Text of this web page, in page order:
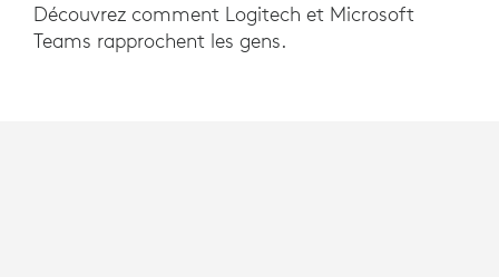
Découvrez comment Logitech et Microsoft
Teams rapprochent les gens.